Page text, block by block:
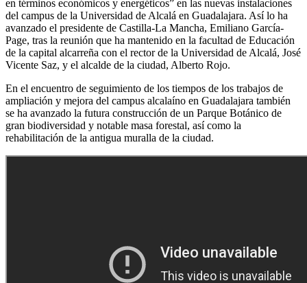
en términos económicos y energéticos” en las nuevas instalaciones
del campus de la Universidad de Alcalá en Guadalajara. Así lo ha
avanzado el presidente de Castilla-La Mancha, Emiliano García-
Page, tras la reunión que ha mantenido en la facultad de Educación
de la capital alcarreña con el rector de la Universidad de Alcalá, José
Vicente Saz, y el alcalde de la ciudad, Alberto Rojo.
En el encuentro de seguimiento de los tiempos de los trabajos de
ampliación y mejora del campus alcalaíno en Guadalajara también
se ha avanzado la futura construcción de un Parque Botánico de
gran biodiversidad y notable masa forestal, así como la
rehabilitación de la antigua muralla de la ciudad.